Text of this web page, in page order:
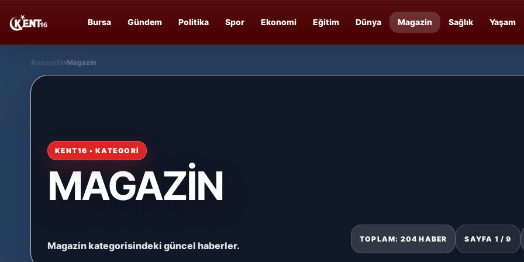
Bursa Gündem Politika Spor Ekonomi Eğitim Dünya Magazin Sağlık Yaşam
Anasayfa›Magazin
KENT16 • KATEGORİ
MAGAZİN
Magazin kategorisindeki güncel haberler.
TOPLAM: 204 HABER SAYFA 1 / 9